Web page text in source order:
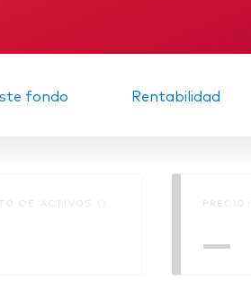
fondo Rentabilidad
DE ACTIVOS ()
—